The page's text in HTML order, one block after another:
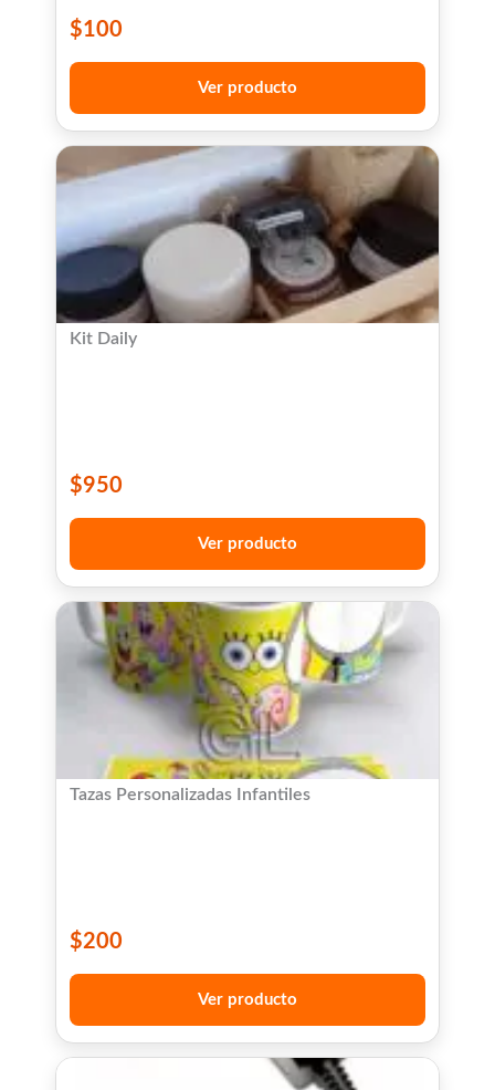
$100
Ver producto
Kit Daily
$950
Ver producto
Tazas Personalizadas Infantiles
$200
Ver producto